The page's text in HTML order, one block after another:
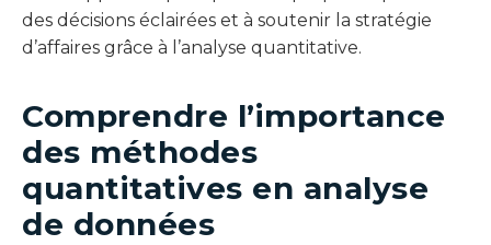
des décisions éclairées et à soutenir la stratégie
d’affaires grâce à l’analyse quantitative.
Comprendre l’importance
des méthodes
quantitatives en analyse
de données